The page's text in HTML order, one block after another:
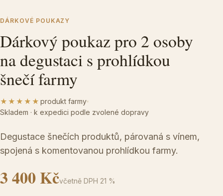
DÁRKOVÉ POUKAZY
Dárkový poukaz pro 2 osoby
na degustaci s prohlídkou
šnečí farmy
★★★★★ produkt farmy
Skladem · k expedici podle zvolené dopravy
Degustace šnečích produktů, párovaná s vínem,
spojená s komentovanou prohlídkou farmy.
3 400 Kčvčetně DPH 21 %